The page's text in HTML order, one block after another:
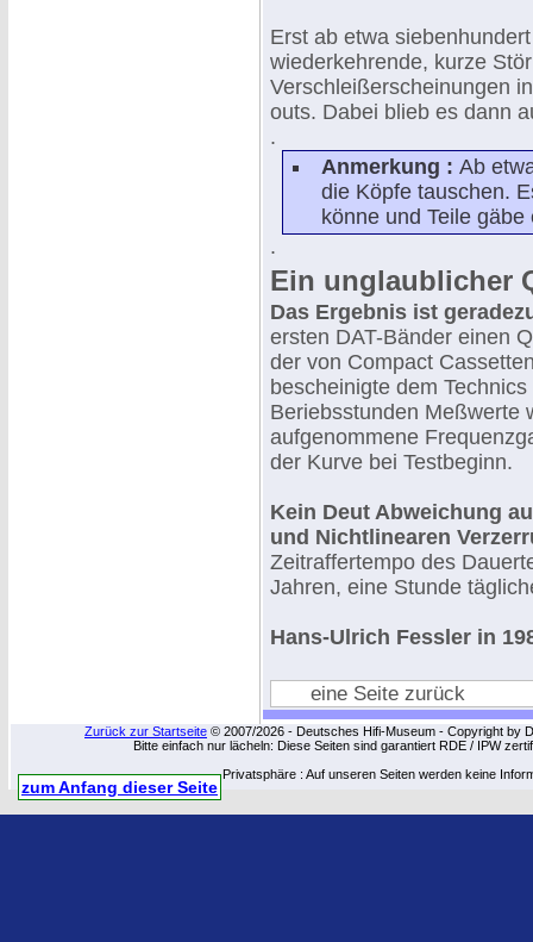
Erst ab etwa
wiederkehrende, kurze
Verschleißerscheinungen
outs. Dabei blieb es dann
.
Anmerkung : Ab
die Köpfe tauschen.
könne und Teile
.
Ein unglaublicher
Das Ergebnis ist
ersten DAT-Bänder einen
der von Compact
bescheinigte dem
Beriebsstunden Meßwerte
aufgenommene
der Kurve bei Testbeginn.
Kein Deut Abweichung
und Nichtlinearen
Zeitraffertempo des
Jahren, eine Stunde
Hans-Ulrich Fessler in
eine Seite zurück
Zurück zur Startseite © 2007/2026 - Deutsches Hifi-Museum - Copyright by
Bitte einfach nur lächeln: Diese Seiten sind garantiert RDE / IPW
Privatsphäre : Auf unseren Seiten werden keine
zum Anfang dieser Seite